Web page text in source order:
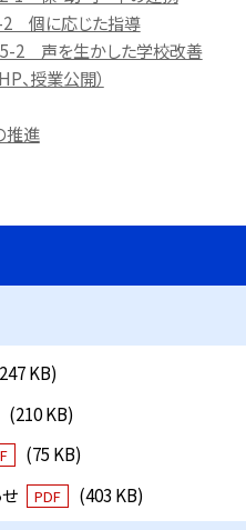
個に応じた指導
5-2 声を生かした学校改善
、授業公開）
推進
KB)
(210 KB)
(75 KB)
PDF (403 KB)